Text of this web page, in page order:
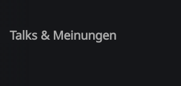
Talks & Meinungen